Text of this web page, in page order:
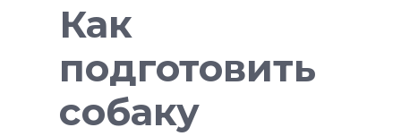
Как
подготовить
собаку